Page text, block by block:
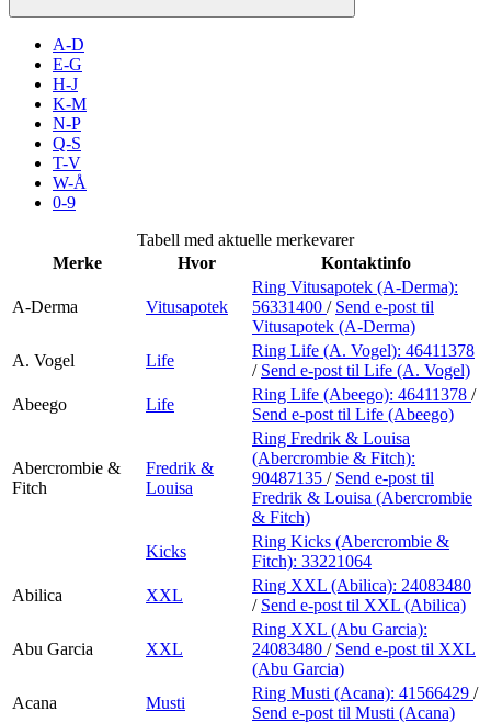
Inspirasjon
Søk
Praktisk informasjon
Ledige stillinger
Magasin
A-D
E-G
H-J
K-M
N-P
Q-S
T-V
W-Å
0-9
Tabell med aktuelle merkevarer
Merke
Hvor Kontaktinfo
A-Derma Vitusapotek
Ring Vitusapotek (A-Derma):
56331400 / Send e-post til
Vitusapotek (A-Derma)
A. Vogel
Life
Ring Life (A. Vogel): 46411378
/ Send e-post til Life (A. Vogel)
Abeego
Life
Ring Life (Abeego): 46411378 /
Send e-post til Life (Abeego)
Abercrombie &
Fitch
Fredrik &
Louisa
Ring Fredrik & Louisa
(Abercrombie & Fitch):
90487135 / Send e-post til
Fredrik & Louisa (Abercrombie
& Fitch)
Kicks
Ring Kicks (Abercrombie &
Fitch): 33221064
Abilica
XXL
Ring XXL (Abilica): 24083480
/ Send e-post til XXL (Abilica)
Abu Garcia XXL
Ring XXL (Abu Garcia):
24083480 / Send e-post til XXL
(Abu Garcia)
Acana
Musti
Ring Musti (Acana): 41566429 /
Send e-post til Musti (Acana)